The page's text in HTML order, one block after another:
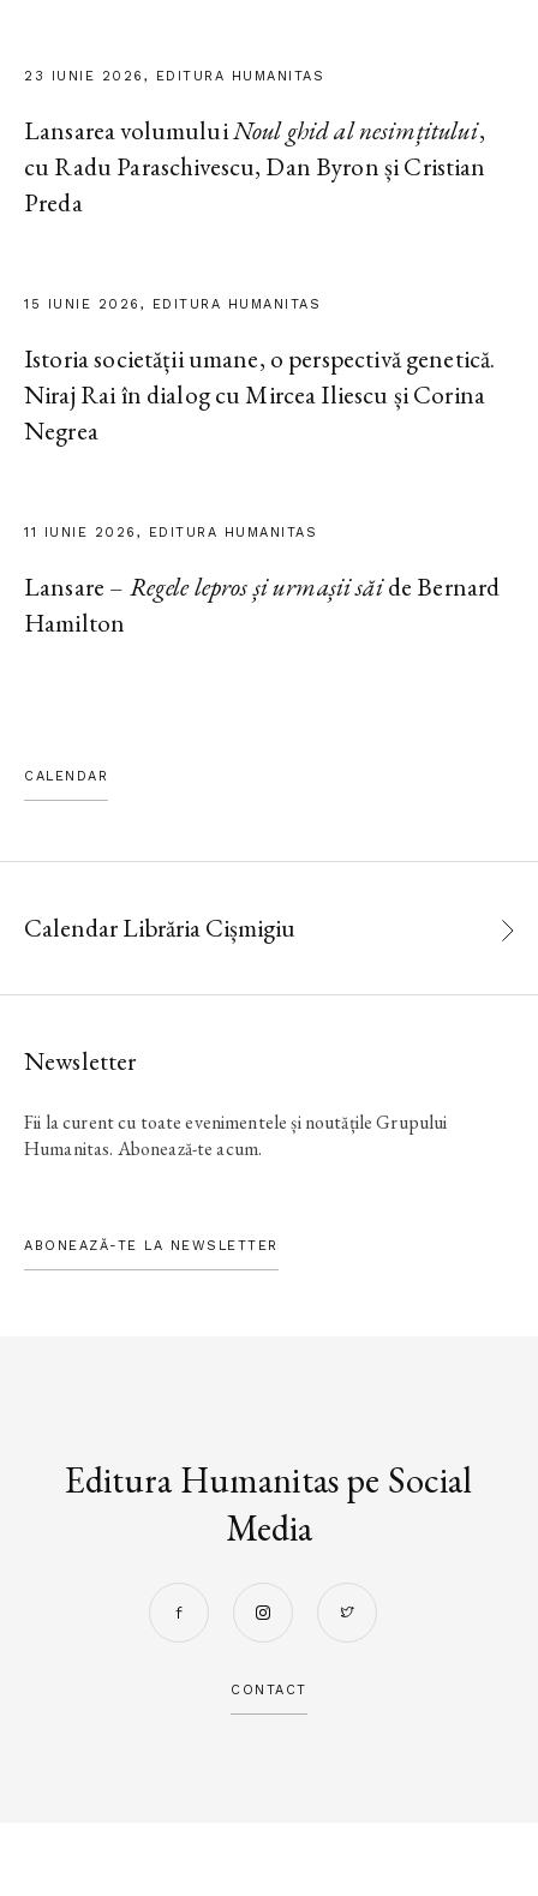
23 IUNIE 2026, EDITURA HUMANITAS
Lansarea volumuluiNoul ghid al nesimțitului,
cu Radu Paraschivescu, Dan Byron și Cristian
Preda
15 IUNIE 2026, EDITURA HUMANITAS
Istoria societății umane, o perspectivă genetică.
Niraj Rai în dialog cu Mircea Iliescu și Corina
Negrea
11 IUNIE 2026, EDITURA HUMANITAS
Lansare – Regele lepros și urmașii săide Bernard
Hamilton
CALENDAR
Calendar Librăria Cișmigiu
Newsletter
Fii la curent cu toate evenimentele și noutățile Grupului
Humanitas. Abonează-te acum.
ABONEAZĂ-TE LA NEWSLETTER
Editura Humanitas pe Social
Media
CONTACT